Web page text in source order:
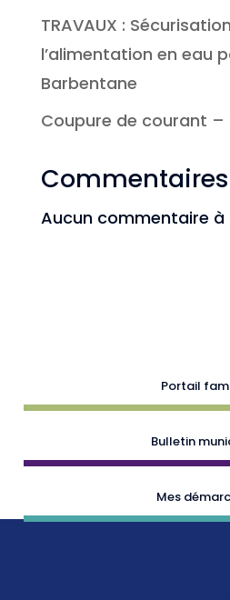
TRAVAUX :
l’alimentation en eau
Barbentane
Coupure de courant –
Aucun commentaire à
Portail
Bulletin
Mes